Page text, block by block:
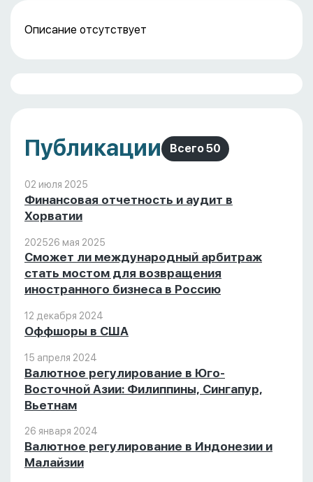
Описание отсутствует
Публикации Всего 50
02 июля 2025
Финансовая отчетность и аудит в
Хорватии
202526 мая 2025
Сможет ли международный арбитраж
стать мостом для возвращения
иностранного бизнеса в Россию
12 декабря 2024
Оффшоры в США
15 апреля 2024
Валютное регулирование в Юго-
Восточной Азии: Филиппины, Сингапур,
Вьетнам
26 января 2024
Валютное регулирование в Индонезии и
Малайзии